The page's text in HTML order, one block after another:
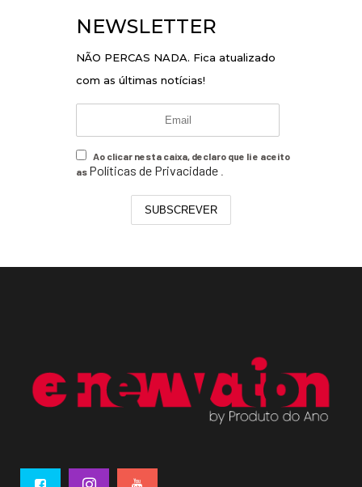
NEWSLETTER
NÃO PERCAS NADA. Fica atualizado
com as últimas notícias!
Ao clicar nesta caixa, declaro que li e aceito
as Políticas de Privacidade
SUBSCREVER